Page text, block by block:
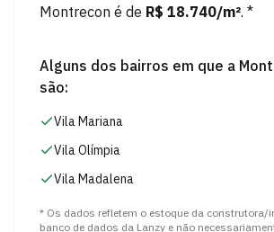
Montrecon é de R$ 18.740/m². *
Alguns dos bairros em que a
são:
Vila Mariana
Vila Olímpia
Vila Madalena
* Os dados refletem o estoque da construtora/
banco de dados da Lanzy e não